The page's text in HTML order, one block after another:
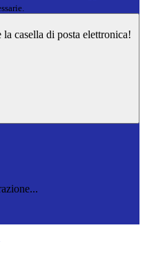
casella di posta elettronica!